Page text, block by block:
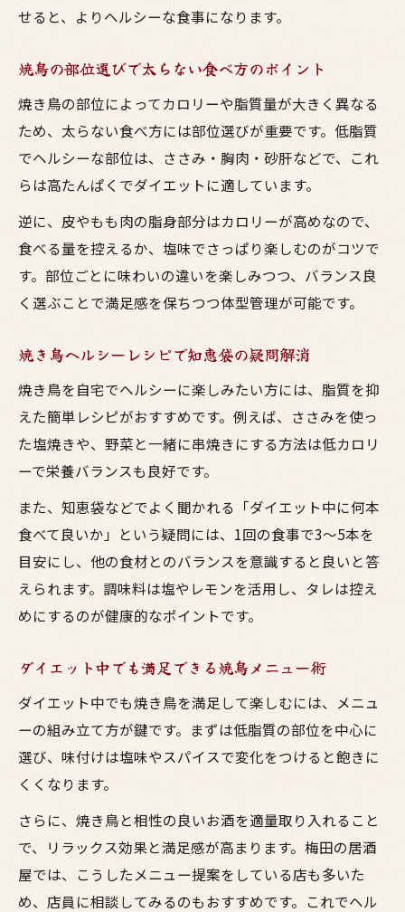
大阪で焼き鳥とお酒を上手に満喫する方法
大阪の居酒屋で叶えるヘルシー焼き鳥体験
焼き鳥とお酒で楽しむダイエット流行スタ
イル
ヘルシー鳥料理とお酒の新しい楽しみ方
焼鳥ダイエットの実践法を大阪流で学ぶ
お酒に合う太らない焼き鳥メニューの選び
方
焼鳥で太らないためのメニュー工夫
工夫
ヘルシー焼き鳥とお酒の組み合わせ術
ダイエット中でも楽しめる焼鳥レシピのコ
ツ
居酒屋で使えるヘルシー鳥料理の注文ポイ
ント
焼鳥ダイエットのための低脂質メニュー活
用術
せると、よりヘルシーな食事になります。
焼鳥の部位選びで太らない食べ方のポイント
焼き鳥の部位によってカロリーや脂質量が大きく異なる
ため、太らない食べ方には部位選びが重要です。低脂質
でヘルシーな部位は、ささみ・胸肉・砂肝などで、これ
らは高たんぱくでダイエットに適しています。
逆に、皮やもも肉の脂身部分はカロリーが高めなので、
食べる量を控えるか、塩味でさっぱり楽しむのがコツで
す。部位ごとに味わいの違いを楽しみつつ、バランス良
く選ぶことで満足感を保ちつつ体型管理が可能です。
焼き鳥ヘルシーレシピで知恵袋の疑問解消
焼き鳥を自宅でヘルシーに楽しみたい方には、脂質を抑
えた簡単レシピがおすすめです。例えば、ささみを使っ
た塩焼きや、野菜と一緒に串焼きにする方法は低カロリ
ーで栄養バランスも良好です。
また、知恵袋などでよく聞かれる「ダイエット中に何本
食べて良いか」という疑問には、1回の食事で3〜5本を
目安にし、他の食材とのバランスを意識すると良いと答
えられます。調味料は塩やレモンを活用し、タレは控え
めにするのが健康的なポイントです。
ダイエット中でも満足できる焼鳥メニュー術
ダイエット中でも焼き鳥を満足して楽しむには、メニュ
ーの組み立て方が鍵です。まずは低脂質の部位を中心に
選び、味付けは塩味やスパイスで変化をつけると飽きに
くくなります。
さらに、焼き鳥と相性の良いお酒を適量取り入れること
で、リラックス効果と満足感が高まります。梅田の居酒
屋では、こうしたメニュー提案をしている店も多いた
め、店員に相談してみるのもおすすめです。これでヘル